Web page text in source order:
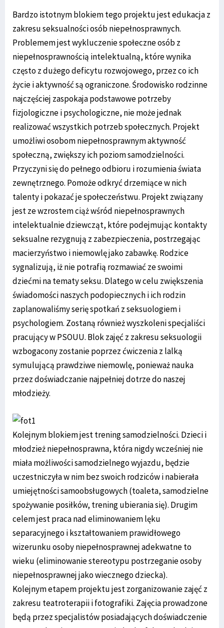
Bardzo istotnym blokiem tego projektu jest edukacja z
zakresu seksualności osób niepełnosprawnych.
Problemem jest wykluczenie społeczne osób z
niepełnosprawnością intelektualną, które wynika
często z dużego deficytu rozwojowego, przez co ich
życie i aktywność są ograniczone. Środowisko rodzinne
najczęściej zaspokaja podstawowe potrzeby
fizjologiczne i psychologiczne, nie może jednak
realizować wszystkich potrzeb społecznych. Projekt
umożliwi osobom niepełnosprawnym aktywność
społeczną, zwiększy ich poziom samodzielności.
Przyczyni się do pełnego odbioru i rozumienia świata
zewnętrznego. Pomoże odkryć drzemiące w nich
talenty i pokazać je społeczeństwu. Projekt związany
jest ze wzrostem ciąż wśród niepełnosprawnych
intelektualnie dziewcząt, które podejmując kontakty
seksualne rezygnują z zabezpieczenia, postrzegając
macierzyństwo i niemowlę jako zabawkę. Rodzice
sygnalizują, iż nie potrafią rozmawiać ze swoimi
dziećmi na tematy seksu. Dlatego w celu zwiększenia
świadomości naszych podopiecznych i ich rodzin
zaplanowaliśmy serię spotkań z seksuologiem i
psychologiem. Zostaną również wyszkoleni specjaliści
pracujący w PSOUU. Blok zajęć z zakresu seksuologii
wzbogacony zostanie poprzez ćwiczenia z lalką
symulującą prawdziwe niemowlę, ponieważ nauka
przez doświadczanie najpełniej dotrze do naszej
młodzieży.
Kolejnym blokiem jest trening samodzielności. Dzieci i
młodzież niepełnosprawna, która nigdy wcześniej nie
miała możliwości samodzielnego wyjazdu, będzie
uczestniczyła w nim bez swoich rodziców i nabierała
umiejętności samoobsługowych (toaleta, samodzielne
spożywanie posiłków, trening ubierania się). Drugim
celem jest praca nad eliminowaniem lęku
separacyjnego i kształtowaniem prawidłowego
wizerunku osoby niepełnosprawnej adekwatne to
wieku (eliminowanie stereotypu postrzeganie osoby
niepełnosprawnej jako wiecznego dziecka).
Kolejnym etapem projektu jest zorganizowanie zajęć z
zakresu teatroterapii i fotografiki. Zajęcia prowadzone
będą przez specjalistów posiadających doświadczenie